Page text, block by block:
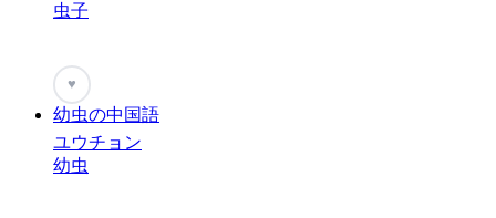
虫子
♥
幼虫の中国語
ユウチョン
幼虫